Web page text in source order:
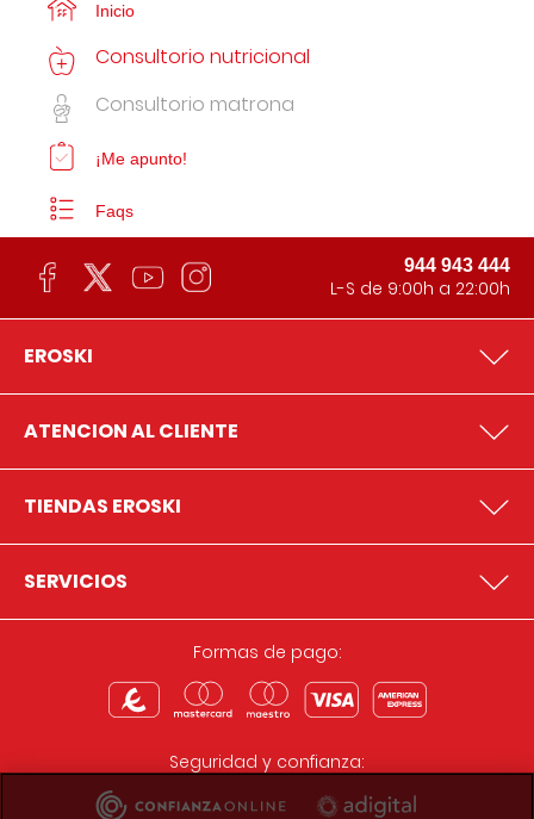
Inicio
Consultorio nutricional
Consultorio matrona
¡Me apunto!
Faqs
944 943 444
L-S de 9:00h a 22:00h
EROSKI
ATENCION AL CLIENTE
TIENDAS EROSKI
SERVICIOS
Formas de pago:
Seguridad y confianza: